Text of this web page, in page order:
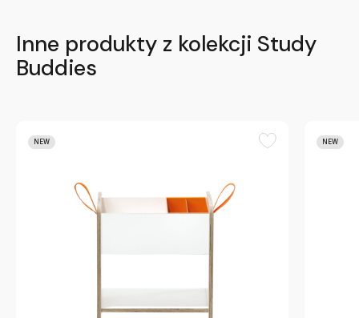
Inne produkty z kolekcji Study
Buddies
NEW NEW